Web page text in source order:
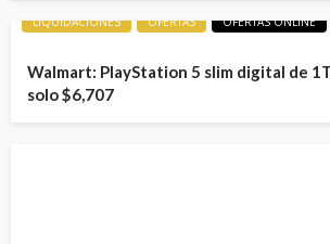
LIQUIDACIONES OFERTAS OFERTAS ONLINE
Walmart: PlayStation 5 slim digital de
solo $6,707